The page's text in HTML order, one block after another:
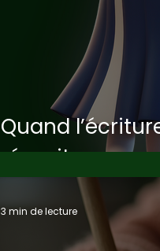
Quand
réussite
3 min de lecture